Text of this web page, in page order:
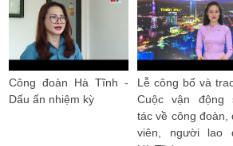
Tiếng hát Công đoàn
Hà Tĩnh - Mạnh Chiến
Chúng tôi vào ca -
Nguyên Phú